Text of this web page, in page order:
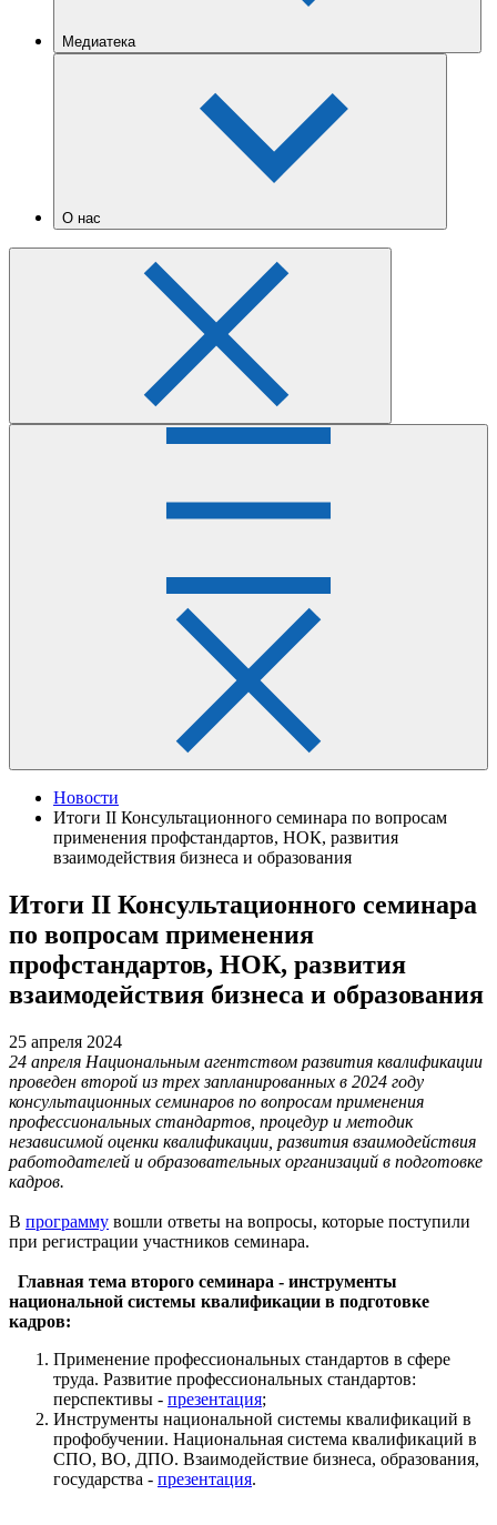
Медиатека
О нас
Новости
Итоги II Консультационного семинара по вопросам
применения профстандартов, НОК, развития
взаимодействия бизнеса и образования
Итоги II Консультационного семинара
по вопросам применения
профстандартов, НОК, развития
взаимодействия бизнеса и образования
25 апреля 2024
24 апреля Национальным агентством развития квалификации
проведен второй из трех запланированных в 2024 году
консультационных семинаров по вопросам применения
профессиональных стандартов, процедур и методик
независимой оценки квалификации, развития взаимодействия
работодателей и образовательных организаций в подготовке
кадров.
В программу вошли ответы на вопросы, которые поступили
при регистрации участников семинара.
Главная тема второго семинара - инструменты
национальной системы квалификации в подготовке
кадров:
Применение профессиональных стандартов в сфере
труда. Развитие профессиональных стандартов:
перспективы - презентация;
Инструменты национальной системы квалификаций в
профобучении. Национальная система квалификаций в
СПО, ВО, ДПО. Взаимодействие бизнеса, образования,
государства - презентация.